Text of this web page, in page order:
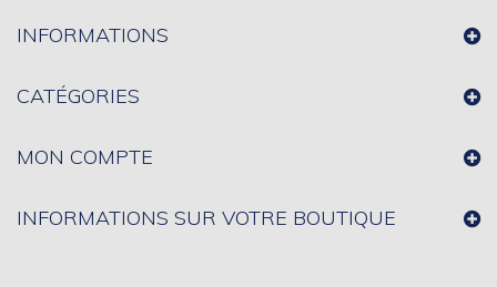
INFORMATIONS
CATÉGORIES
MON COMPTE
INFORMATIONS SUR VOTRE BOUTIQUE